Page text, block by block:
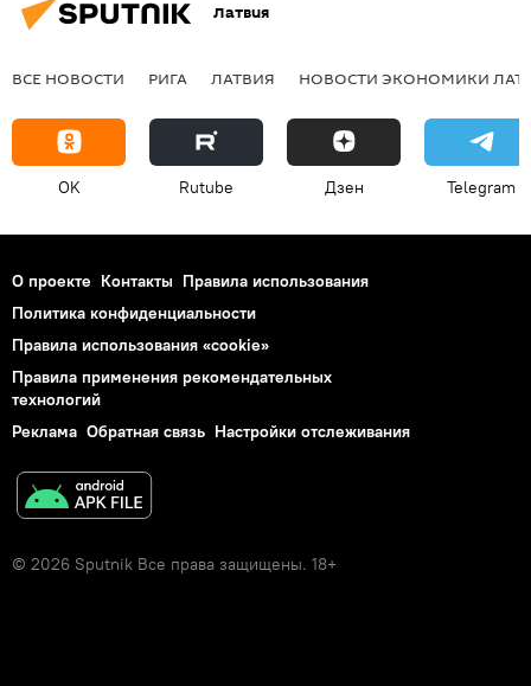
Латвия
ВСЕ НОВОСТИ РИГА ЛАТВИЯ НОВОСТИ ЭКОНОМИКИ
OK Rutube Дзен Telegram
О проекте Контакты Правила использования
Политика конфиденциальности
Правила использования «cookie»
Правила применения рекомендательных
технологий
Реклама Обратная связь Настройки отслеживания
© 2026 Sputnik Все права защищены. 18+